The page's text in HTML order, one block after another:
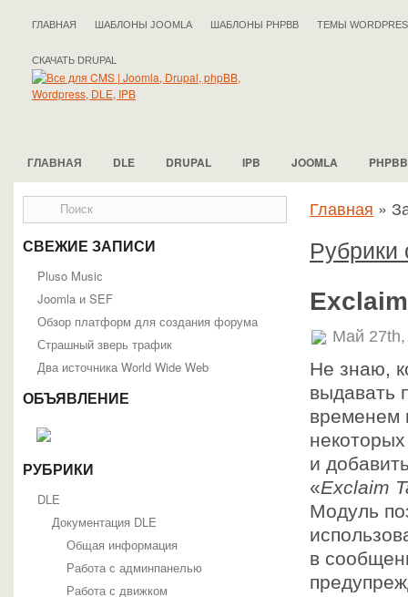
ГЛАВНАЯ ШАБЛОНЫ JOOMLA ШАБЛОНЫ PHPBB ТЕМЫ
СКАЧАТЬ DRUPAL
ГЛАВНАЯ DLE DRUPAL IPB JOOMLA PHPBB
СВЕЖИЕ ЗАПИСИ
Pluso Musiс
Joomla и SEF
Обзор платформ для создания форума
Страшный зверь трафик
Два источника World Wide Web
ОБЪЯВЛЕНИЕ
РУБРИКИ
DLE
Документация DLE
Общая информация
Работа с админпанелью
Работа с движком
Главная »
Рубрики
Май
Не знаю,
выдавать
временем
и
«Exclaim
Модуль
в